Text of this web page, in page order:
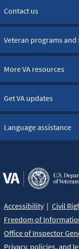
Contact us
Veteran programs and
More VA resources
Get VA updates
Language assistance
Accessibility
Civil
Freedom of
Office of Inspector
Privacy, policies, and